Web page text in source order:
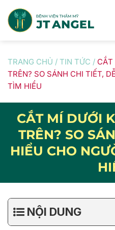
content
TRANG CHỦ / TIN TỨC / CẮT
TRÊN? SO SÁNH CHI TIẾT,
TÌM HIỂU
CẮT MÍ DƯỚI
TRÊN? SO
HIỂU CHO
NỘI DUNG